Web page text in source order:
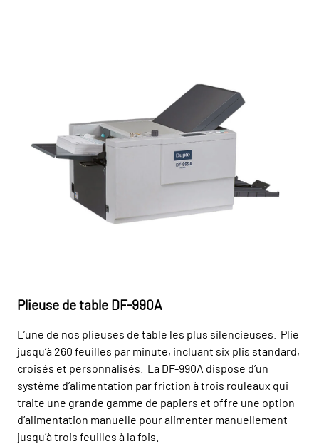
Plieuse de table DF-990A
L’une de nos plieuses de table les plus silencieuses. Plie
jusqu’à 260 feuilles par minute, incluant six plis standard,
croisés et personnalisés. La DF-990A dispose d’un
système d’alimentation par friction à trois rouleaux qui
traite une grande gamme de papiers et offre une option
d’alimentation manuelle pour alimenter manuellement
jusqu’à trois feuilles à la fois.